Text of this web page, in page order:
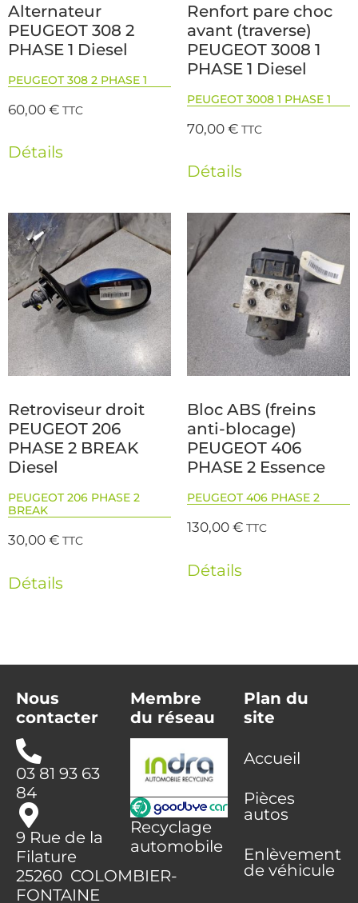
Alternateur
PEUGEOT 308 2
PHASE 1 Diesel
PEUGEOT 308 2 PHASE 1
60,00€ TTC
Détails
Renfort pare choc
avant (traverse)
PEUGEOT 3008 1
PHASE 1 Diesel
PEUGEOT 3008 1 PHASE 1
70,00€ TTC
Détails
Retroviseur droit
PEUGEOT 206
PHASE 2 BREAK
Diesel
PEUGEOT 206 PHASE 2
BREAK
30,00€ TTC
Détails
Bloc ABS (freins
anti-blocage)
PEUGEOT 406
PHASE 2 Essence
PEUGEOT 406 PHASE 2
130,00€ TTC
Détails
Nous
contacter
03 81 93 63
84
9 Rue de la
Filature
25260 COLOMBIER-
FONTAINE
Membre
du réseau
Recyclage
automobile
Plan du
site
Accueil
Pièces
autos
Enlèvement
de véhicule